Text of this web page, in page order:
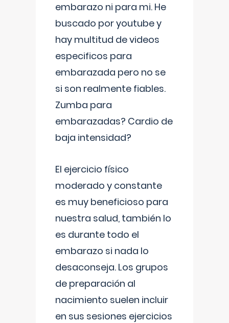
embarazo ni para mi. He
buscado por youtube y
hay multitud de videos
especificos para
embarazada pero no se
si son realmente fiables.
Zumba para
embarazadas? Cardio de
baja intensidad?
El ejercicio físico
moderado y constante
es muy beneficioso para
nuestra salud, también lo
es durante todo el
embarazo si nada lo
desaconseja. Los grupos
de preparación al
nacimiento suelen incluir
en sus sesiones ejercicios